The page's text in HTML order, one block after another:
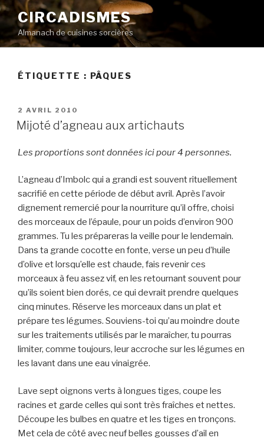
Aller
au
contenu
principal
CIRCADISMES
Almanach de cuisines sorcières
ÉTIQUETTE : PÂQUES
PUBLIÉ
LE
2 AVRIL 2010
Mijoté d’agneau aux artichauts
Les proportions sont données ici pour 4 personnes.
L’agneau d’Imbolc qui a grandi est souvent rituellement
sacrifié en cette période de début avril. Après l’avoir
dignement remercié pour la nourriture qu’il offre, choisi
des morceaux de l’épaule, pour un poids d’environ 900
grammes. Tu les prépareras la veille pour le lendemain.
Dans ta grande cocotte en fonte, verse un peu d’huile
d’olive et lorsqu’elle est chaude, fais revenir ces
morceaux à feu assez vif, en les retournant souvent pour
qu’ils soient bien dorés, ce qui devrait prendre quelques
cinq minutes. Réserve les morceaux dans un plat et
prépare tes légumes. Souviens-toi qu’au moindre doute
sur les traitements utilisés par le maraîcher, tu pourras
limiter, comme toujours, leur accroche sur les légumes en
les lavant dans une eau vinaigrée.
Lave sept oignons verts à longues tiges, coupe les
racines et garde celles qui sont très fraîches et nettes.
Découpe les bulbes en quatre et les tiges en tronçons.
Met cela de côté avec neuf belles gousses d’ail en